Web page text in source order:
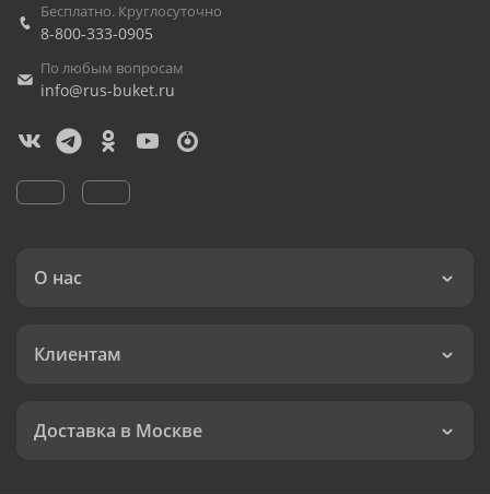
Бесплатно. Круглосуточно
8-800-333-0905
По любым вопросам
info@rus-buket.ru
О нас
Клиентам
Доставка в Москве